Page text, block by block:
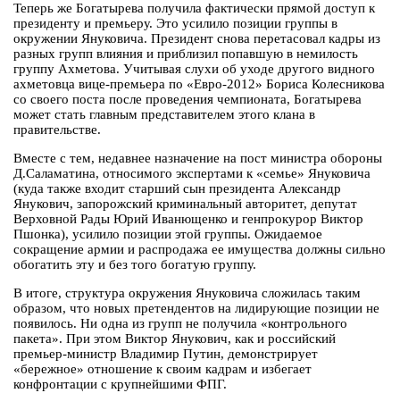
Теперь же Богатырева получила фактически прямой доступ к
президенту и премьеру. Это усилило позиции группы в
окружении Януковича. Президент снова перетасовал кадры из
разных групп влияния и приблизил попавшую в немилость
группу Ахметова. Учитывая слухи об уходе другого видного
ахметовца вице-премьера по «Евро-2012» Бориса Колесникова
со своего поста после проведения чемпионата, Богатырева
может стать главным представителем этого клана в
правительстве.
Вместе с тем, недавнее назначение на пост министра обороны
Д.Саламатина, относимого экспертами к «семье» Януковича
(куда также входит старший сын президента Александр
Янукович, запорожский криминальный авторитет, депутат
Верховной Рады Юрий Иванющенко и генпрокурор Виктор
Пшонка), усилило позиции этой группы. Ожидаемое
сокращение армии и распродажа ее имущества должны сильно
обогатить эту и без того богатую группу.
В итоге, структура окружения Януковича сложилась таким
образом, что новых претендентов на лидирующие позиции не
появилось. Ни одна из групп не получила «контрольного
пакета». При этом Виктор Янукович, как и российский
премьер-министр Владимир Путин, демонстрирует
«бережное» отношение к своим кадрам и избегает
конфронтации с крупнейшими ФПГ.